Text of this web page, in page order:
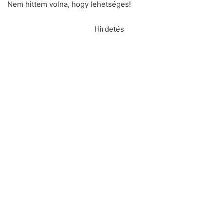
Nem hittem volna, hogy lehetséges!
Hirdetés